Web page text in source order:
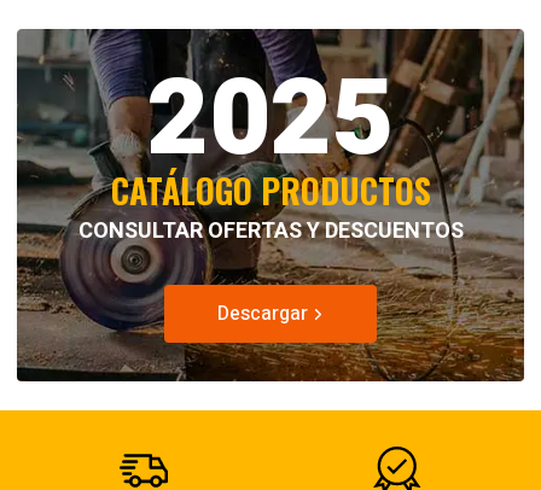
2025
CATÁLOGO PRODUCTOS
CONSULTAR OFERTAS Y DESCUENTOS
Descargar